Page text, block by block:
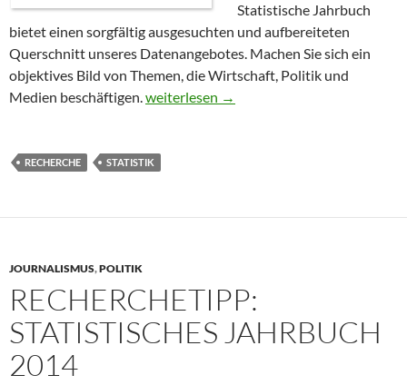
Statistische Jahrbuch
bietet einen sorgfältig ausgesuchten und aufbereiteten
Querschnitt unseres Datenangebotes. Machen Sie sich ein
objektives Bild von Themen, die Wirtschaft, Politik und
Medien beschäftigen.Recherchetipp: Statistisches Jahrbuch
weiterlesen →
RECHERCHE STATISTIK
JOURNALISMUS,POLITIK
RECHERCHETIPP:
STATISTISCHES JAHRBUCH
2014